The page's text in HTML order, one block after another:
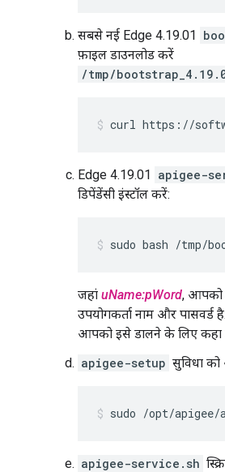
सबसे नई Edge 4.19.01
फ़ाइल डाउनलोड करें
/tmp/
curl https://
Edge 4.19.01 apigee-
डिपेंडेंसी इंस्टॉल करें:
sudo bash /tmp/
जहां uName:pWord, आपको
उपयोगकर्ता नाम और पासवर्ड है.
आपको इसे डालने के लिए कहा
apigee-setup सुविधा
sudo /opt/apigee/
apigee-service.sh